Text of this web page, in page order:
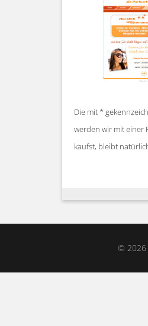
Die mit *
werden wir mit einer
kaufst, bleibt
© 2026